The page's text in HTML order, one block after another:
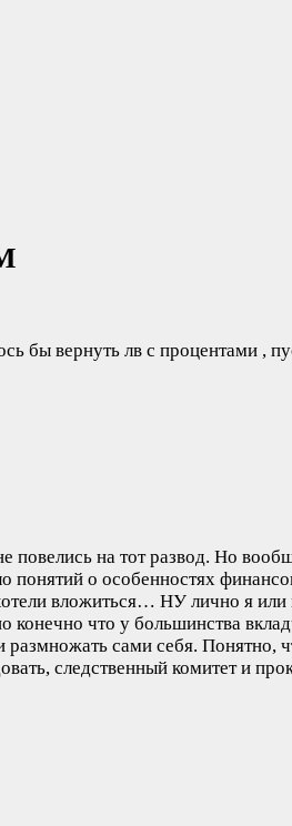
бы вернуть лв с процентами ,
повелись на тот развод. Но
понятий о особенностях
вложиться… НУ лично я или
что у большинства
сами себя.
следственный комитет и